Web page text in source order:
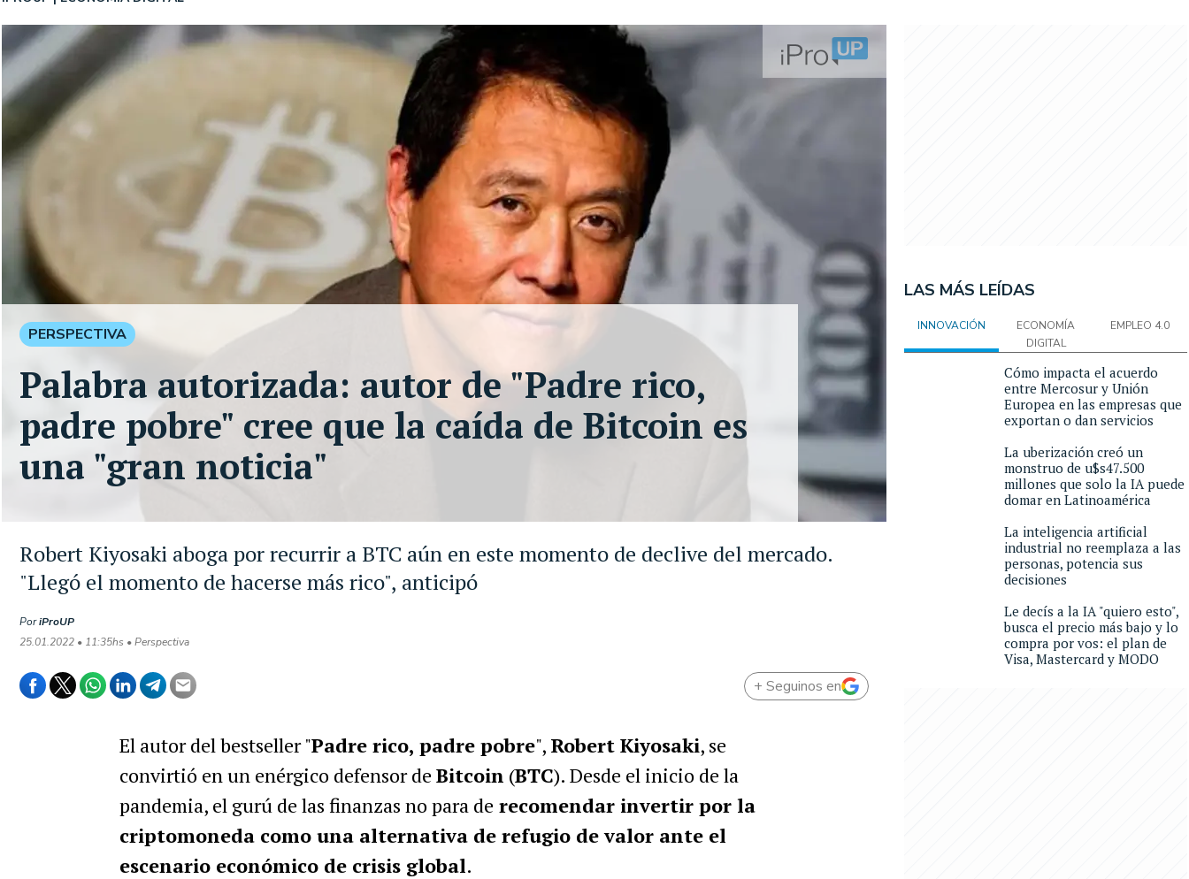
Robert Kiyosaki aboga por recurrir a BTC aún en este momento de declive del mercado.
"Llegó el momento de hacerse más rico", anticipó
PoriProUP
25.01.2022 • 11:35hs • Perspectiva
PERSPECTIVA
Palabra autorizada: autor de "Padre rico,
padre pobre" cree que la caída de Bitcoin es
una "gran noticia"
+ Seguinos en
El autor del bestseller "Padre rico, padre pobre", Robert Kiyosaki, se
convirtió en un enérgico defensor de Bitcoin (BTC). Desde el inicio de la
pandemia, el gurú de las finanzas no para de recomendar invertir por la
criptomoneda como una alternativa de refugio de valor ante el
escenario económico de crisis global.
LAS MÁS LEÍDAS
INNOVACIÓN
ECONOMÍA
DIGITAL
EMPLEO 4.0
Cómo impacta el acuerdo
entre Mercosur y Unión
Europea en las empresas que
exportan o dan servicios
La uberización creó un
monstruo de u$s47.500
millones que solo la IA puede
domar en Latinoamérica
La inteligencia artificial
industrial no reemplaza a las
personas, potencia sus
decisiones
Le decís a la IA "quiero esto",
busca el precio más bajo y lo
compra por vos: el plan de
Visa, Mastercard y MODO